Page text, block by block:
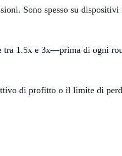
Sono spesso su
1.5x e 3x—prima di ogni
di profitto o il limite di